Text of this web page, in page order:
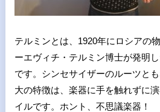
テルミンとは、1920年にロシアの
ーエヴィチ・テルミン博士が発明
です。シンセサイザーのルーツと
大の特徴は、楽器に手を触れずに
イルです。ホント、不思議楽器！